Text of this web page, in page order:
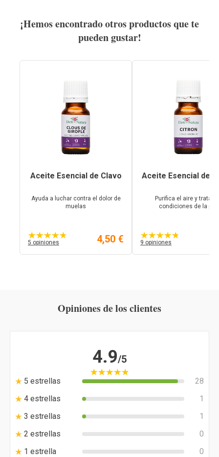
¡Hemos encontrado otros productos que te
pueden gustar!
Aceite Esencial de Clavo
Ayuda a luchar contra el dolor de
muelas
5 opiniones 4,50 €
Aceite Esencial de
Purifica el aire y trata
condiciones de la piel
9 opiniones
Opiniones de los clientes
4.9/5
5 estrellas
28
4 estrellas
1
3 estrellas
1
2 estrellas
0
1 estrella
0